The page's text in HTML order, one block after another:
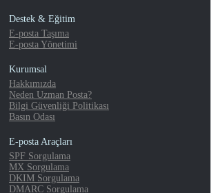
Destek & Eğitim
E-posta Taşıma
E-posta Yönetimi
Kurumsal
Hakkımızda
Neden Uzman Posta?
Bilgi Güvenliği Politikası
Basın Odası
E-posta Araçları
SPF Sorgulama
MX Sorgulama
DKIM Sorgulama
DMARC Sorgulama